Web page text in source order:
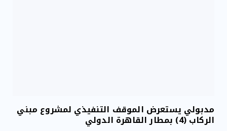
مدبولي يستعرض الموقف التنفيذي لمشروع مبني
الركاب (4) بمطار القاهرة الدولي